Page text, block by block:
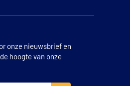
onze nieuwsbrief en
hoogte van onze